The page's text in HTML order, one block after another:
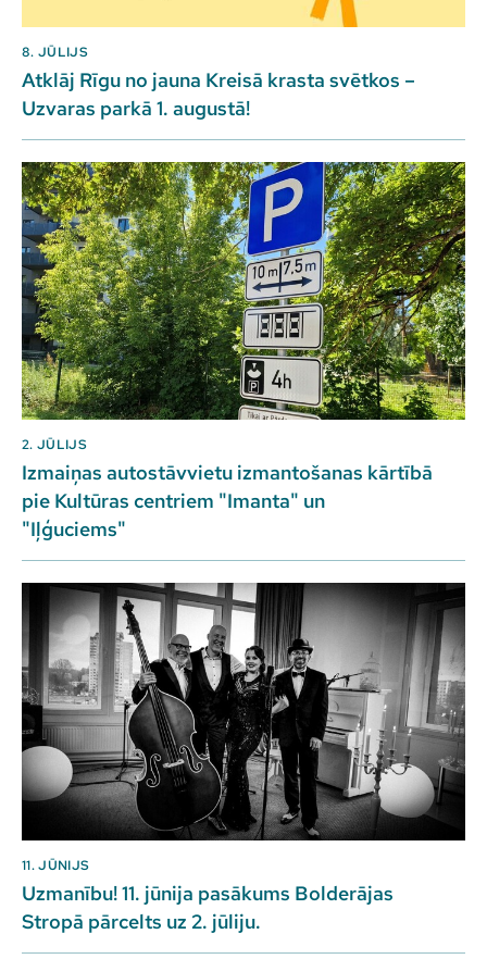
8. JŪLIJS
Atklāj Rīgu no jauna Kreisā krasta svētkos –
Uzvaras parkā 1. augustā!
2. JŪLIJS
Izmaiņas autostāvvietu izmantošanas kārtībā
pie Kultūras centriem "Imanta" un
"Iļģuciems"
11. JŪNIJS
Uzmanību! 11. jūnija pasākums Bolderājas
Stropā pārcelts uz 2. jūliju.